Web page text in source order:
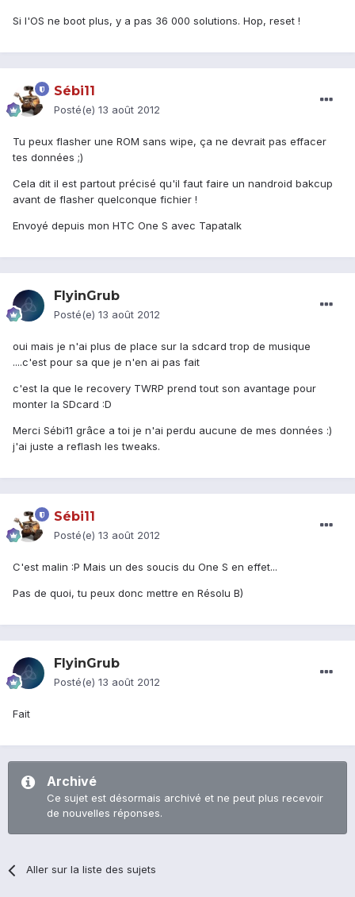
Si l'OS ne boot plus, y a pas 36 000 solutions. Hop, reset !
Sébi11
Posté(e) 13 août 2012
Tu peux flasher une ROM sans wipe, ça ne devrait pas effacer
tes données ;)
Cela dit il est partout précisé qu'il faut faire un nandroid bakcup
avant de flasher quelconque fichier !
Envoyé depuis mon HTC One S avec Tapatalk
FlyinGrub
Posté(e) 13 août 2012
oui mais je n'ai plus de place sur la sdcard trop de musique
....c'est pour sa que je n'en ai pas fait
c'est la que le recovery TWRP prend tout son avantage pour
monter la SDcard :D
Merci Sébi11 grâce a toi je n'ai perdu aucune de mes données :)
j'ai juste a reflash les tweaks.
Sébi11
Posté(e) 13 août 2012
C'est malin :P Mais un des soucis du One S en effet...
Pas de quoi, tu peux donc mettre en Résolu B)
FlyinGrub
Posté(e) 13 août 2012
Fait
Archivé
Ce sujet est désormais archivé et ne peut plus recevoir
de nouvelles réponses.
Aller sur la liste des sujets